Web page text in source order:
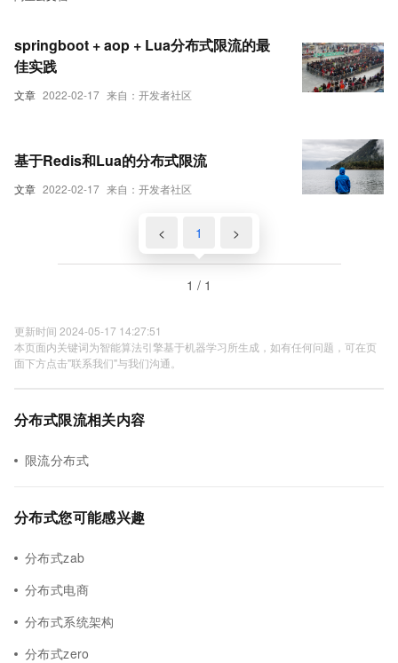
文章 2022-02-17 来自：开发者社区
springboot + aop + Lua分布式限流的最
佳实践
文章 2022-02-17 来自：开发者社区
基于Redis和Lua的分布式限流
< 1 >
1 / 1
更新时间 2024-05-17 14:27:51
本页面内关键词为智能算法引擎基于机器学习所生成，如有任何问题，可在页
面下方点击"联系我们"与我们沟通。
分布式限流相关内容
限流分布式
分布式您可能感兴趣
分布式zab
分布式电商
分布式系统架构
分布式zero